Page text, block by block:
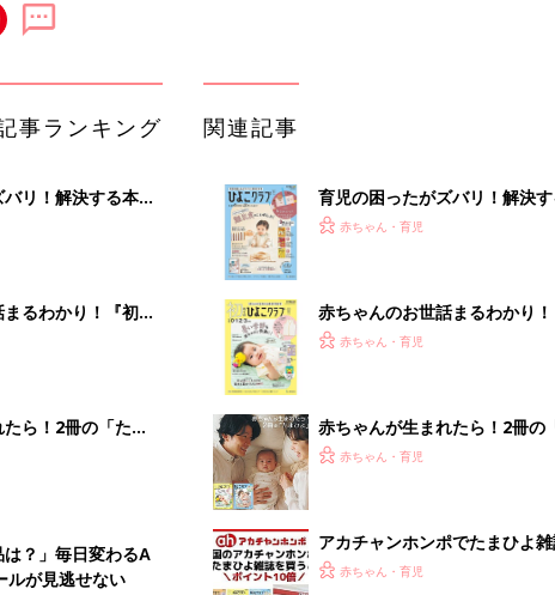
事ランキング
リ！解決する本
号』 4カ月～2才
るわかり！『初め
号』〈巻頭大特
ら！2冊の「たま
は？」毎日変わるA
ルが見逃せない
関連記事
育児の困ったがズバリ！解決
『ひよこクラブ 秋号』 4カ月
赤ちゃん・育児
赤ちゃんのお世話まるわかり！
てのひよこクラブ 夏号』〈巻頭
赤ちゃん・育児
赤ちゃんが生まれたら！2冊の
ひよ」
赤ちゃん・育児
アカチャンホンポでたまひよ雑
うとポイント10倍【期間限定】
赤ちゃん・育児